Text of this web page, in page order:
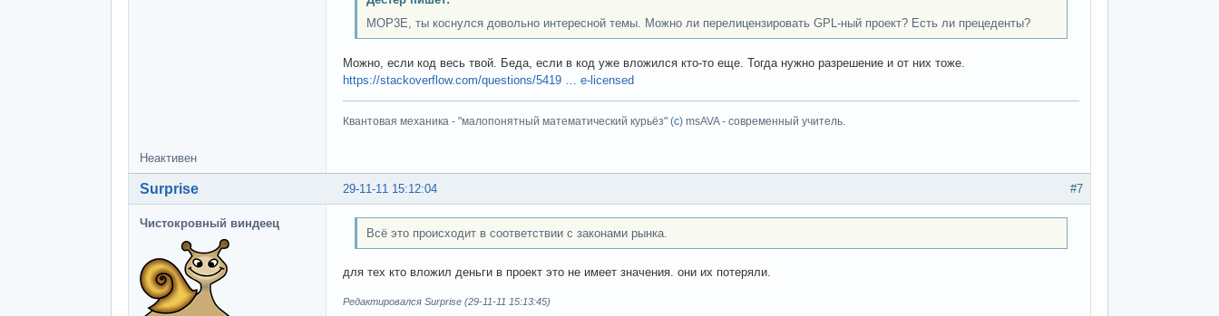
MOP3E, ты коснулся довольно интересной темы. Можно ли перелицензировать GPL-ный проект? Есть ли прецеденты?
Можно, если код весь твой. Беда, если в код уже вложился кто-то еще. Тогда нужно разрешение и от них тоже.
https://stackoverflow.com/questions/5419 … e-licensed
Квантовая механика - "малопонятный математический курьёз" (с) msAVA - современный учитель.
Неактивен
#7
29-11-11 15:12:04
Surprise
Чистокровный виндеец
Всё это происходит в соответствии с законами рынка.
для тех кто вложил деньги в проект это не имеет значения. они их потеряли.
Редактировался Surprise (29-11-11 15:13:45)